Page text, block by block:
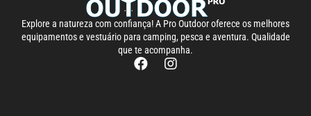
Explore a natureza com confiança! A Pro Outdoor oferece os melhores
equipamentos e vestuário para camping, pesca e aventura. Qualidade
que te acompanha.